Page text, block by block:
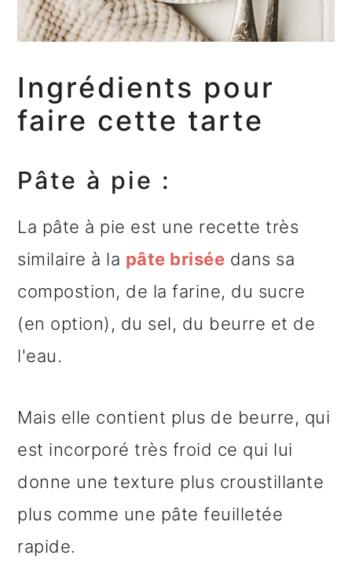
Ingrédients pour
faire cette tarte
Pâte à pie :
La pâte à pie est une recette très
similaire à la pâte brisée dans sa
compostion, de la farine, du sucre
(en option), du sel, du beurre et de
l'eau.
Mais elle contient plus de beurre, qui
est incorporé très froid ce qui lui
donne une texture plus croustillante
plus comme une pâte feuilletée
rapide.